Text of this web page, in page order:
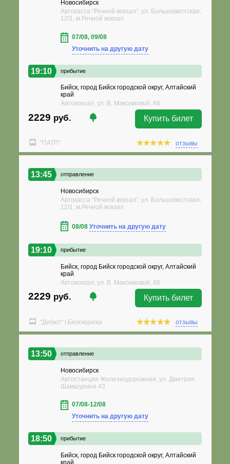
Новосибирск
Автокасса “Речной вокзал”, ул. Большевистская,
12/1, м.Речной вокзал
07/08, 09/08
Уточнить на другую дату
19:10 прибытие
Бийск, город Бийск городской округ, Алтайский
край
Автовокзал, ул. В. Максимовой, 86
2229 руб. Купить билет
"ПАТП" отзывы
13:45 отправление
Новосибирск
Автокасса “Речной вокзал”, ул. Большевистская,
12/1, м.Речной вокзал
08/08 Уточнить на другую дату
19:10 прибытие
Бийск, город Бийск городской округ, Алтайский
край
Автовокзал, ул. В. Максимовой, 86
2229 руб. Купить билет
"Дебют" г.Белокуриха отзывы
13:50 отправление
Новосибирск
Автостанция Железнодорожная, ул. Дмитрия
Шамшурина 43
07/08-12/08
Уточнить на другую дату
18:50 прибытие
Бийск, город Бийск городской округ, Алтайский
край